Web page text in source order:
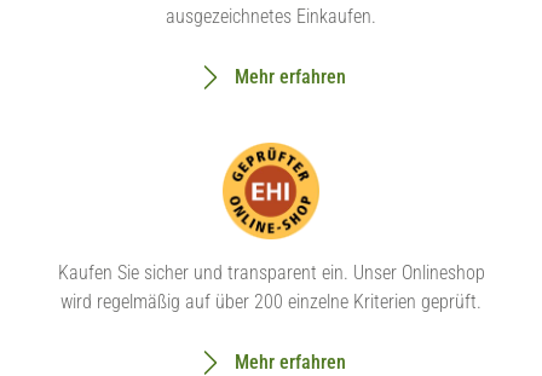
ausgezeichnetes Einkaufen.
Mehr erfahren
Kaufen Sie sicher und transparent ein. Unser Onlineshop
wird regelmäßig auf über 200 einzelne Kriterien geprüft.
Mehr erfahren